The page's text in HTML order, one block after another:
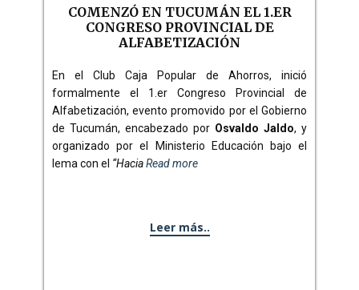
COMENZÓ EN TUCUMÁN EL 1.ER
CONGRESO PROVINCIAL DE
ALFABETIZACIÓN
En el Club Caja Popular de Ahorros, inició
formalmente el 1.er Congreso Provincial de
Alfabetización, evento promovido por el Gobierno
de Tucumán, encabezado por Osvaldo Jaldo, y
organizado por el Ministerio Educación bajo el
lema con el “HaciaRead more
Leer más..